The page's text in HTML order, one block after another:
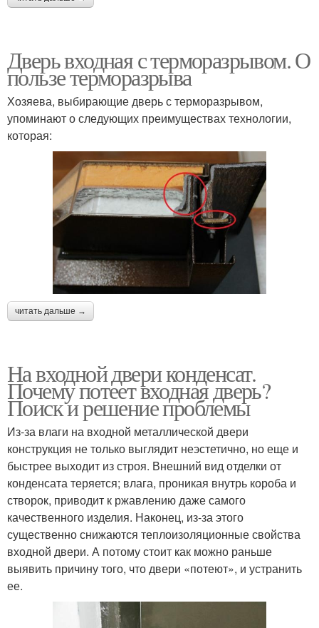
Дверь входная с терморазрывом. О
пользе терморазрыва
Хозяева, выбирающие дверь с терморазрывом,
упоминают о следующих преимуществах технологии,
которая:
читать дальше →
На входной двери конденсат.
Почему потеет входная дверь?
Поиск и решение проблемы
Из-за влаги на входной металлической двери
конструкция не только выглядит неэстетично, но еще и
быстрее выходит из строя. Внешний вид отделки от
конденсата теряется; влага, проникая внутрь короба и
створок, приводит к ржавлению даже самого
качественного изделия. Наконец, из-за этого
существенно снижаются теплоизоляционные свойства
входной двери. А потому стоит как можно раньше
выявить причину того, что двери «потеют», и устранить
ее.